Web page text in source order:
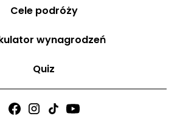
Cele podróży
wynagrodzeń
Quiz